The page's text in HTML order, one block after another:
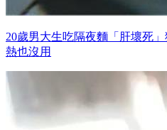
20歲男大生吃隔夜麵「肝壞死
熱也沒用